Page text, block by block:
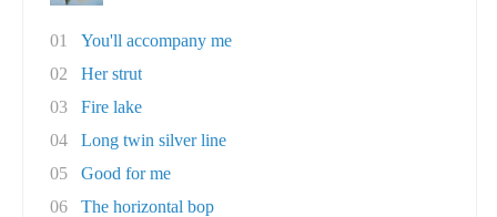
01
You'll accompany me
02
Her strut
03
Fire lake
04
Long twin silver line
05
Good for me
06
The horizontal bop